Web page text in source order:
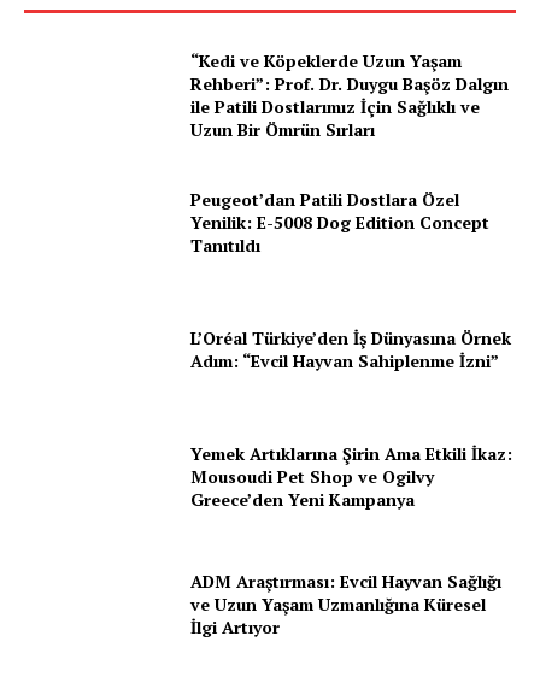
Özel Röportajlar
“Kedi ve Köpeklerde Uzun Yaşam
Rehberi”: Prof. Dr. Duygu Başöz Dalgın
ile Patili Dostlarımız İçin Sağlıklı ve
Uzun Bir Ömrün Sırları
Peugeot’dan Patili Dostlara Özel
Yenilik: E-5008 Dog Edition Concept
Tanıtıldı
L’Oréal Türkiye’den İş Dünyasına Örnek
Adım: “Evcil Hayvan Sahiplenme İzni”
Yemek Artıklarına Şirin Ama Etkili İkaz:
Mousoudi Pet Shop ve Ogilvy
Greece’den Yeni Kampanya
ADM Araştırması: Evcil Hayvan Sağlığı
ve Uzun Yaşam Uzmanlığına Küresel
İlgi Artıyor